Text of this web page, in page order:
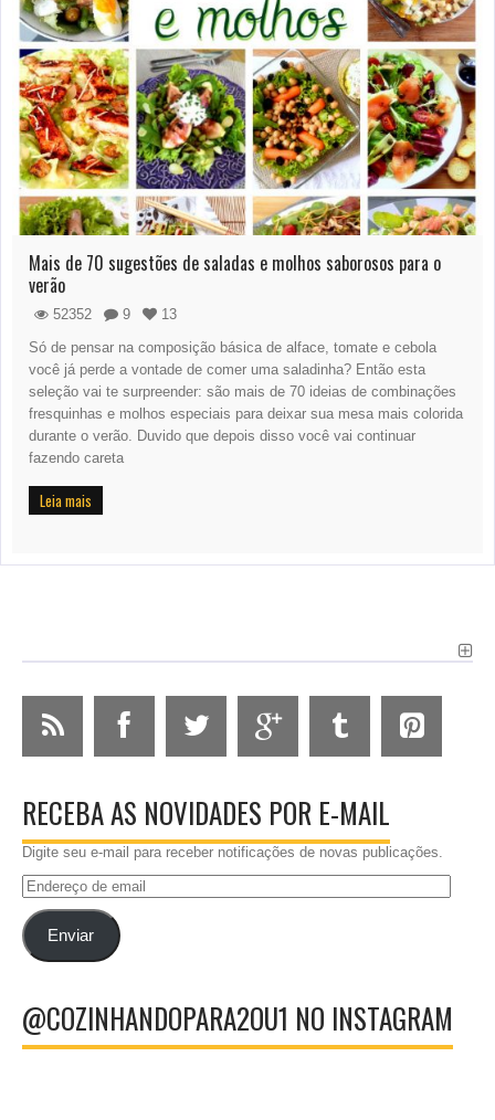
Mais de 70 sugestões de saladas e molhos saborosos para o
verão
52352 9
13
Só de pensar na composição básica de alface, tomate e cebola
você já perde a vontade de comer uma saladinha? Então esta
seleção vai te surpreender: são mais de 70 ideias de combinações
fresquinhas e molhos especiais para deixar sua mesa mais colorida
durante o verão. Duvido que depois disso você vai continuar
fazendo careta
Leia mais
RECEBA AS NOVIDADES POR E-MAIL
Digite seu e-mail para receber notificações de novas publicações.
Endereço
emailEnviar
@COZINHANDOPARA2OU1 NO INSTAGRAM